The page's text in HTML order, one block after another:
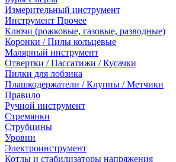
Измерительный инструмент
Инструмент Прочее
Ключи (рожковые, газовые, разводные)
Коронки / Пилы кольцевые
Малярный инструмент
Отвертки / Пассатижи / Кусачки
Пилки для лобзика
Плашкодержатели / Клуппы / Метчики
Правило
Ручной инструмент
Стремянки
Струбцины
Уровни
Электроинструмент
Котлы и стабилизаторы напряжения